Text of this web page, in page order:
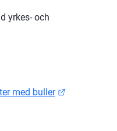
yrkes- och
med buller